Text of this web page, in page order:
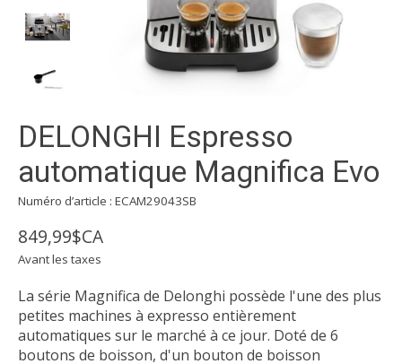
DELONGHI Espresso
automatique Magnifica Evo
Numéro d’article : ECAM29043SB
849,99$CA
Avant les taxes
La série Magnifica de Delonghi possède l'une des plus
petites machines à expresso entièrement
automatiques sur le marché à ce jour. Doté de 6
boutons de boisson, d'un bouton de boisson